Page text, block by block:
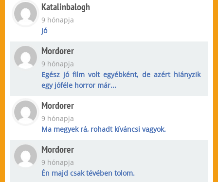
Katalinbalogh
9 hónapja
jó
Mordorer
9 hónapja
Egész jó film volt egyébként, de azért hiányzik
egy jóféle horror már...
Mordorer
9 hónapja
Ma megyek rá, rohadt kíváncsi vagyok.
Mordorer
9 hónapja
Én majd csak tévében tolom.